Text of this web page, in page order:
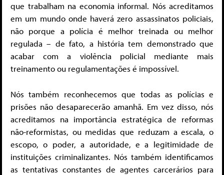
que trabalham na economia informal. Nós acreditamos
em um mundo onde haverá zero assassinatos policiais,
não porque a polícia é melhor treinada ou melhor
regulada – de fato, a história tem demonstrado que
acabar com a violência policial mediante mais
treinamento ou regulamentações é impossível.
Nós também reconhecemos que todas as polícias e
prisões não desaparecerão amanhã. Em vez disso, nós
acreditamos na importância estratégica de reformas
não-reformistas, ou medidas que reduzam a escala, o
escopo, o poder, a autoridade, e a legitimidade de
instituições criminalizantes. Nós também identificamos
as tentativas constantes de agentes carcerários para